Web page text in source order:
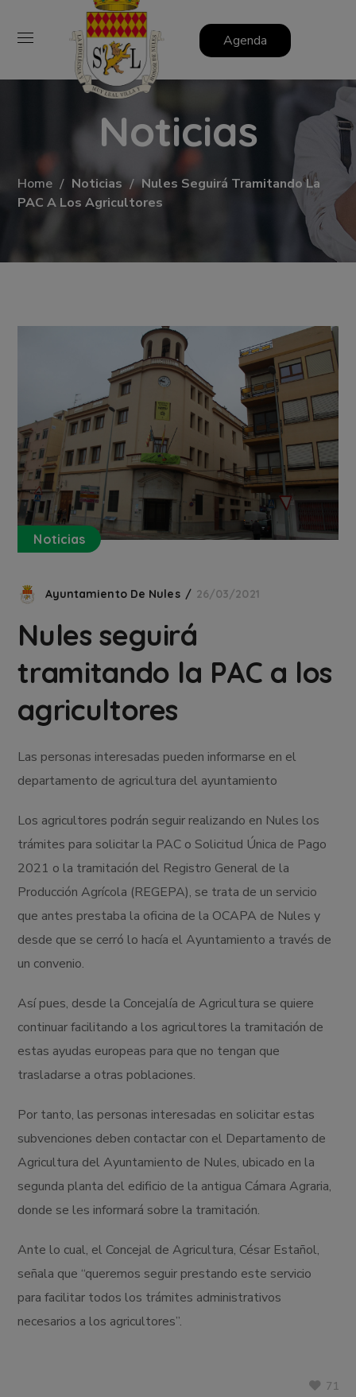
Agenda
Noticias
Home Noticias
Nules Seguirá Tramitando La
PAC A Los Agricultores
Noticias
Ayuntamiento De Nules 26/03/2021
Nules seguirá
tramitando la PAC a los
agricultores
Las personas interesadas pueden informarse en el
departamento de agricultura del ayuntamiento
Los agricultores podrán seguir realizando en Nules los
trámites para solicitar la PAC o Solicitud Única de Pago
2021 o la tramitación del Registro General de la
Producción Agrícola (REGEPA), se trata de un servicio
que antes prestaba la oficina de la OCAPA de Nules y
desde que se cerró lo hacía el Ayuntamiento a través de
un convenio.
Así pues, desde la Concejalía de Agricultura se quiere
continuar facilitando a los agricultores la tramitación de
estas ayudas europeas para que no tengan que
trasladarse a otras poblaciones.
Por tanto, las personas interesadas en solicitar estas
subvenciones deben contactar con el Departamento de
Agricultura del Ayuntamiento de Nules, ubicado en la
segunda planta del edificio de la antigua Cámara Agraria,
donde se les informará sobre la tramitación.
Ante lo cual, el Concejal de Agricultura, César Estañol,
señala que “queremos seguir prestando este servicio
para facilitar todos los trámites administrativos
necesarios a los agricultores”.
71